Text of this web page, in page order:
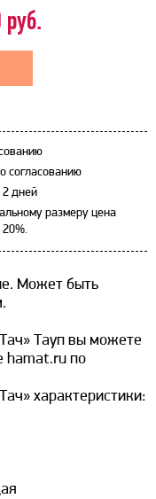
руб.
согласованию
дней
размеру цена
Может быть
Тауп вы можете
hamat.ru по
характеристики: